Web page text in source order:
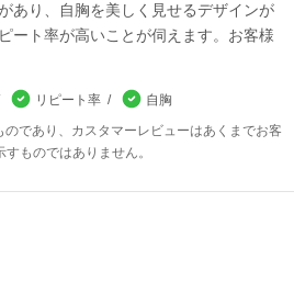
あり、自胸を美しく見せるデザインが
ート率が高いことが伺えます。お客様
リピート率
自胸
であり、カスタマーレビューはあくまでお客
ものではありません。